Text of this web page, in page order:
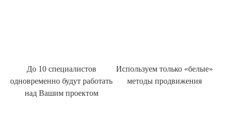
До 10 специалистов
одновременно будут работать
над Вашим проектом
Используем только «белые»
методы продвижения